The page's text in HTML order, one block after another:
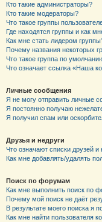
Кто такие администраторы?
Кто такие модераторы?
Что такое группы
Где находятся группы и как
Как мне стать лидером
Почему названия некоторых
Что такое группа по
Что означает ссылка «Наша
Личные сообщения
Я не могу отправить личные
Я постоянно получаю
Я получил спам или
Друзья и недруги
Что означают списки друзей и
Как мне добавлять/удалять
Поиск по форумам
Как мне выполнить поиск по
Почему мой поиск не даёт
В результате моего поиска я
Как мне найти пользователя